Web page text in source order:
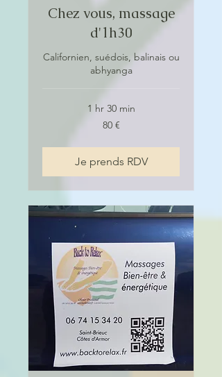
Chez vous, massage
d'1h30
Californien, suédois, balinais ou
abhyanga
1 hr 30 min
80 €
Je prends RDV